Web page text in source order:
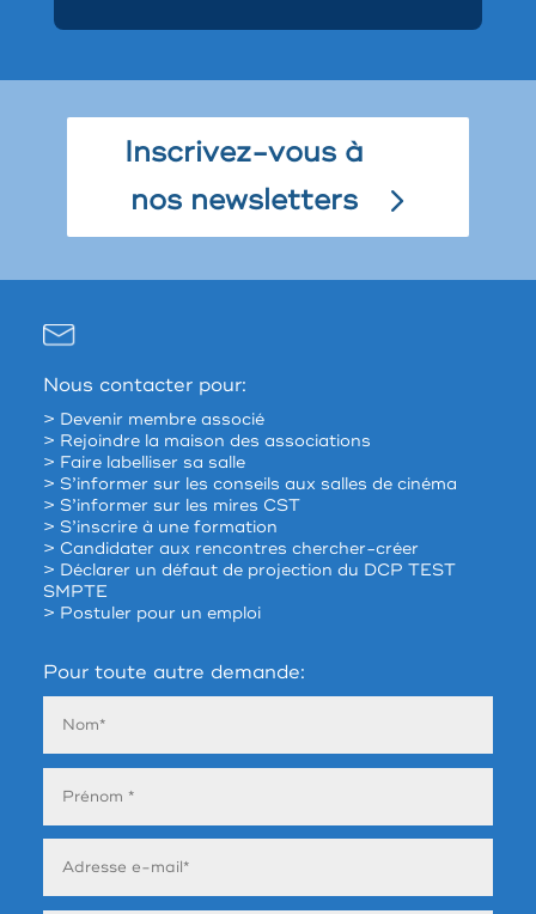
Inscrivez-vous à
nos newsletters
Nous contacter pour:
> Devenir membre associé
> Rejoindre la maison des associations
> Faire labelliser sa salle
> S’informer sur les conseils aux salles de cinéma
> S’informer sur les mires CST
> S’inscrire à une formation
> Candidater aux rencontres chercher-créer
> Déclarer un défaut de projection du DCP TEST
SMPTE
> Postuler pour un emploi
Pour toute autre demande: